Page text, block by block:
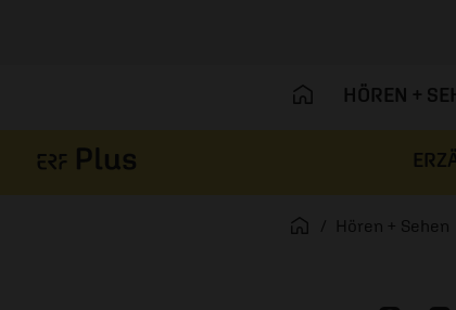
HÖREN +
Startseite
Hören + Sehen